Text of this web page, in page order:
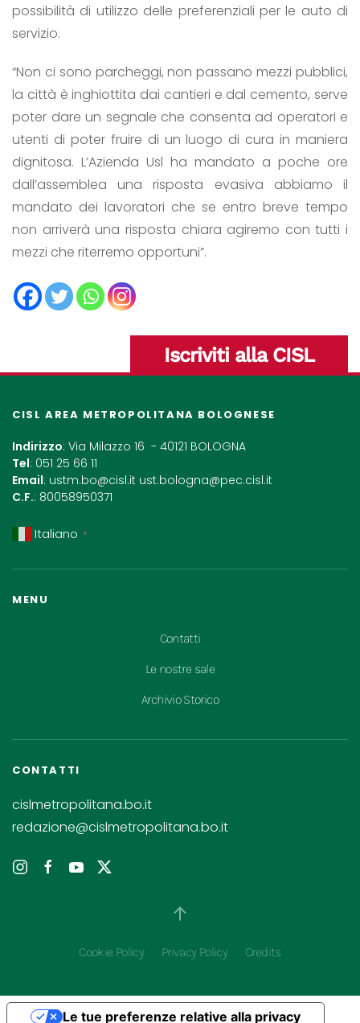
possibilità di utilizzo delle preferenziali per le auto di
servizio.
“Non ci sono parcheggi, non passano mezzi pubblici,
la città è inghiottita dai cantieri e dal cemento, serve
poter dare un segnale che consenta ad operatori e
utenti di poter fruire di un luogo di cura in maniera
dignitosa. L’Azienda Usl ha mandato a poche ore
dall’assemblea una risposta evasiva abbiamo il
mandato dei lavoratori che se entro breve tempo
non arriverà una risposta chiara agiremo con tutti i
mezzi che riterremo opportuni”.
Iscriviti alla CISL
CISL AREA METROPOLITANA BOLOGNESE
Indirizzo: Via Milazzo 16 - 40121 BOLOGNA
Tel: 051 25 66 11
Email: ustm.bo@cisl.it ust.bologna@pec.cisl.it
C.F.: 80058950371
Italiano ▼
MENU
Contatti
Le nostre sale
Archivio Storico
CONTATTI
cislmetropolitana.bo.it
redazione@cislmetropolitana.bo.it
Cookie Policy Privacy Policy Credits
Le tue preferenze relative alla privacy